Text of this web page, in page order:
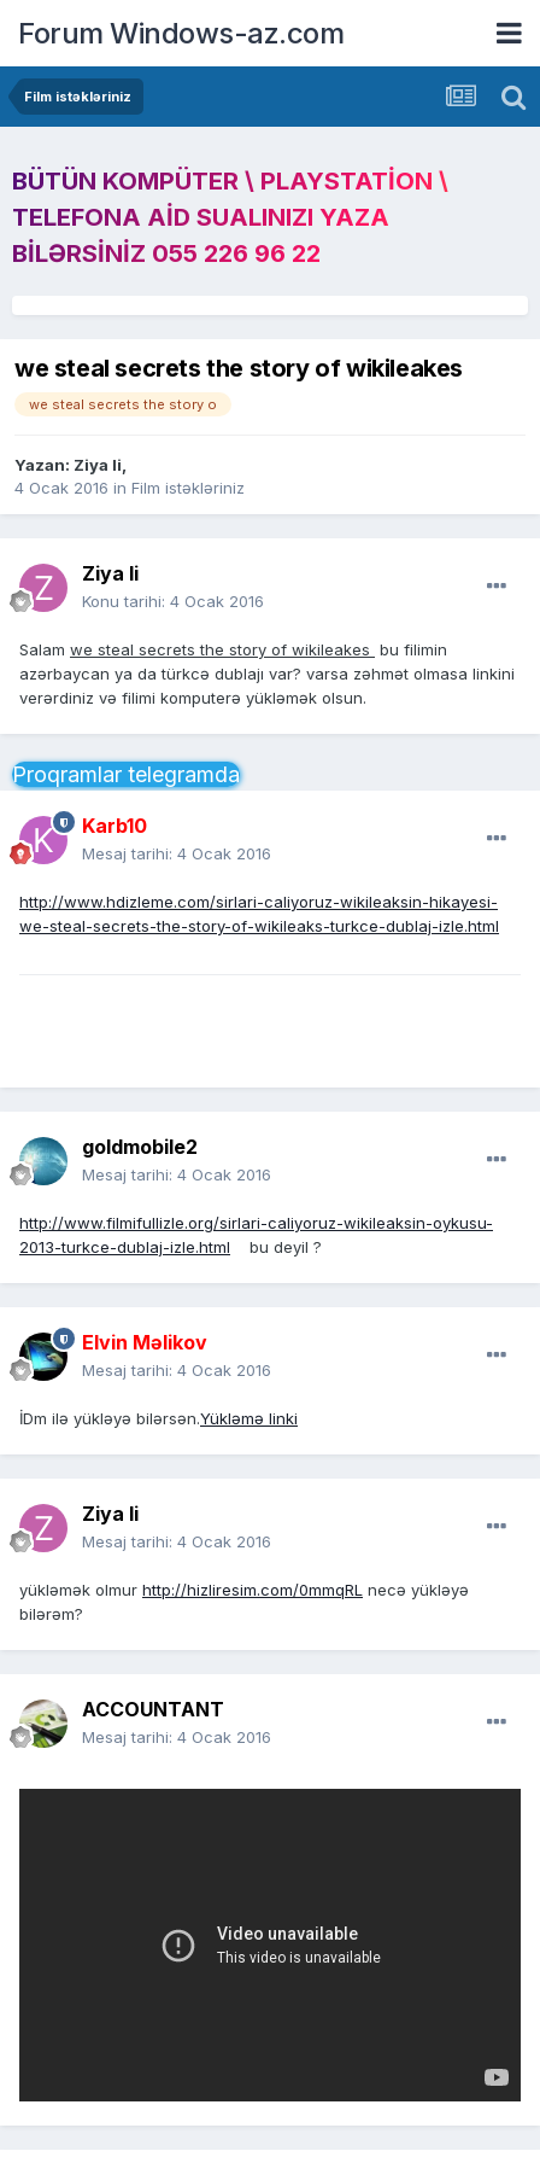
Forum Windows-az.com
Film istəkləriniz
BÜTÜN KOMPÜTER \ PLAYSTATION \
TELEFONA AID SUALINIZI YAZA
BILƏRSINIZ 055 226 96 22
we steal secrets the story of wikileakes
we steal secrets the story o
Yazan: Ziya li,
4 Ocak 2016 in Film istəkləriniz
Ziya li
Konu tarihi: 4 Ocak 2016
Salam we steal secrets the story of wikileakes bu filimin
azərbaycan ya da türkcə dublajı var? varsa zəhmət olmasa linkini
verərdiniz və filimi komputerə yükləmək olsun.
Proqramlar telegramda
Karb10
Mesaj tarihi: 4 Ocak 2016
http://www.hdizleme.com/sirlari-caliyoruz-wikileaksin-hikayesi-
we-steal-secrets-the-story-of-wikileaks-turkce-dublaj-izle.html
goldmobile2
Mesaj tarihi: 4 Ocak 2016
http://www.filmifullizle.org/sirlari-caliyoruz-wikileaksin-oykusu-
2013-turkce-dublaj-izle.html bu deyil ?
Elvin Məlikov
Mesaj tarihi: 4 Ocak 2016
İDm ilə yükləyə bilərsən.Yükləmə linki
Ziya li
Mesaj tarihi: 4 Ocak 2016
yükləmək olmur http://hizliresim.com/0mmqRL necə yükləyə
bilərəm?
ACCOUNTANT
Mesaj tarihi: 4 Ocak 2016